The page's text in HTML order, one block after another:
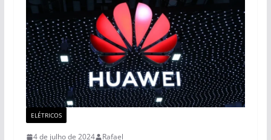
ELÉTRICOS
4 de julho de 2024 Rafael